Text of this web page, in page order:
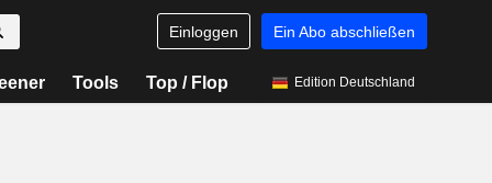
Einloggen Ein Abo abschließen
Tools Top / Flop Edition Deutschland